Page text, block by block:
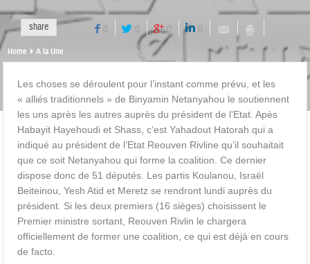
share 0 0 0 0
Home A la Une
Les choses se déroulent pour l’instant comme prévu, et les
« alliés traditionnels » de Binyamin Netanyahou le soutiennent
les uns après les autres auprès du président de l’Etat. Apès
Habayit Hayehoudi et Shass, c’est Yahadout Hatorah qui a
indiqué au président de l’Etat Reouven Rivline qu’il souhaitait
que ce soit Netanyahou qui forme la coalition. Ce dernier
dispose donc de 51 députés. Les partis Koulanou, Israël
Beiteinou, Yesh Atid et Meretz se rendront lundi auprès du
président. Si les deux premiers (16 sièges) choisissent le
Premier ministre sortant, Reouven Rivlin le chargera
officiellement de former une coalition, ce qui est déjà en cours
de facto.